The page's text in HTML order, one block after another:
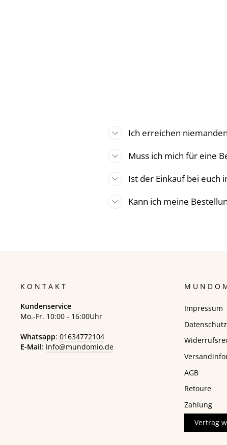
Ich erreichen
Muss ich mich für eine
Ist der Einkauf bei euch
Kann ich meine
KONTAKT
Kundenservice
Mo.-Fr. 10:00 - 16:00Uhr
Whatsapp: 01634772104
E-Mail: info@mundomio.de
Impressum
AGB
Retoure
Zahlung
Vertrag